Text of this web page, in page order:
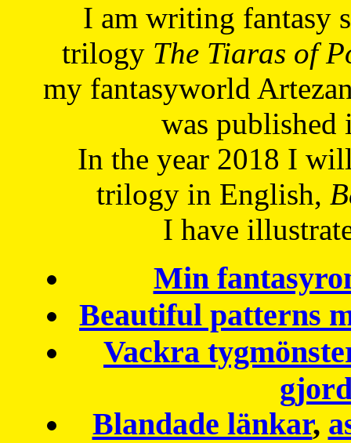
I am writing fantasy
trilogy The Tiaras of
my fantasyworld
was published
In the year 2018 I
trilogy in English,
I have
Min
Beautiful patterns
Vackra
Blandade länkar,